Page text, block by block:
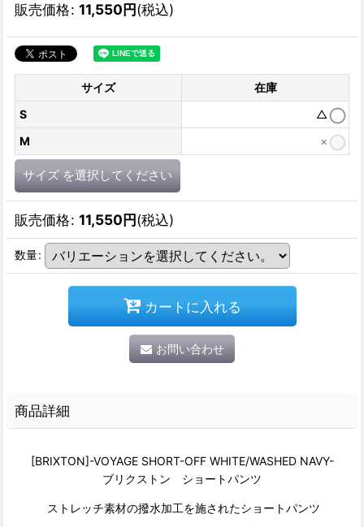
販売価格: 11,550円(税込)
サイズ
在庫
S
△
M
×
サイズ を選択してください
販売価格: 11,550円(税込)
数量:
カートに入れる
お問い合わせ
商品詳細
[BRIXTON]-VOYAGE SHORT-OFF WHITE/WASHED NAVY-
ブリクストン ショートパンツ
ストレッチ素材の撥水加工を施されたショートパンツ